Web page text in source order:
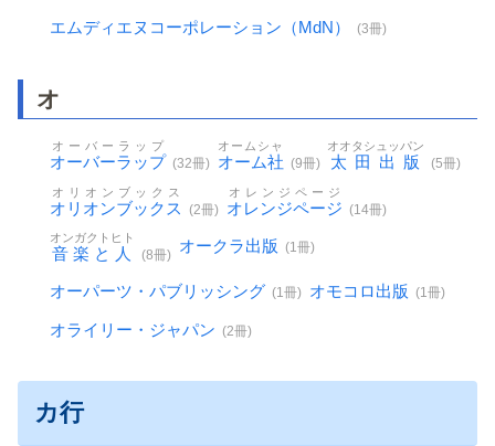
エムディエヌコーポレーション（MdN） (3冊)
オ
オーバーラップ
オーバーラップ
(32冊) オーム社
オームシャ
(9冊) 太田出版
オオタシュッパン
(5冊)
オリオンブックス
オリオンブックス
(2冊) オレンジページ
オレンジページ
(14冊)
音楽と人
オンガクトヒト
(8冊) オークラ出版 (1冊)
オーパーツ・パブリッシング (1冊) オモコロ出版 (1冊)
オライリー・ジャパン (2冊)
カ行